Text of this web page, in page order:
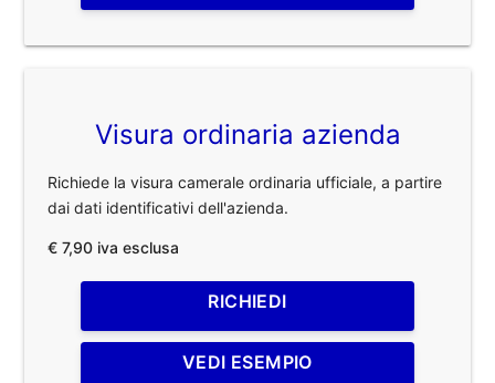
Visura ordinaria azienda
Richiede la visura camerale ordinaria ufficiale, a partire
dai dati identificativi dell'azienda.
€ 7,90 iva esclusa
RICHIEDI
VEDI ESEMPIO